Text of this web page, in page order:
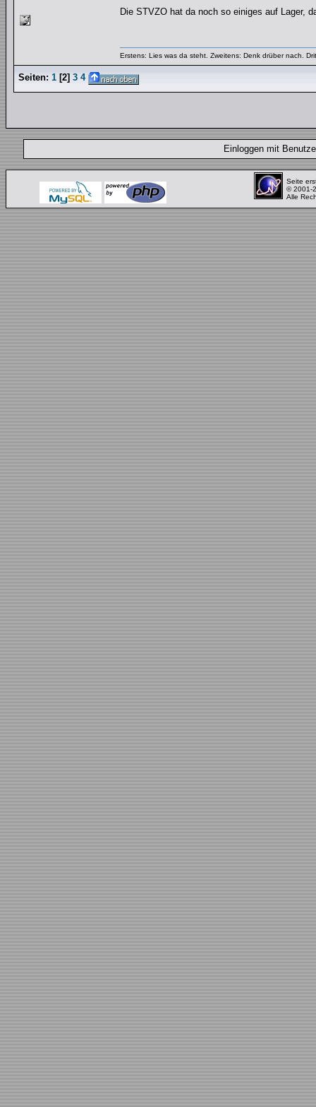
Die STVZO hat da noch so einiges auf Lager,
Erstens: Lies was da steht. Zweitens: Denk drüber nach.
Seiten: 1 [2] 3 4
Einloggen mit
Seite
© 2001-
Alle